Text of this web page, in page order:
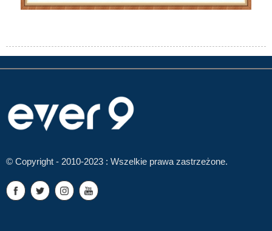
© Copyright - 2010-2023 : Wszelkie prawa zastrzeżone.